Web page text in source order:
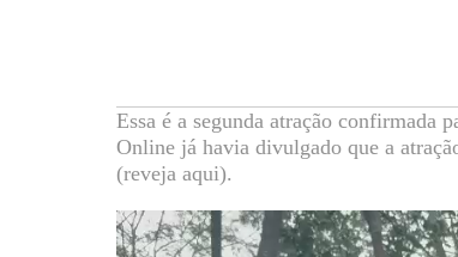
Essa é a segunda atração confirmada
Online já havia divulgado que a
(reveja aqui).